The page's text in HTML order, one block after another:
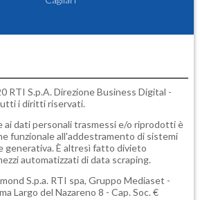
RTI S.p.A. Direzione Business Digital -
i diritti riservati.
dati personali trasmessi e/o riprodotti è
funzionale all'addestramento di sistemi
generativa. È altresì fatto divieto
automatizzati di data scraping.
S.p.a. RTI spa, Gruppo Mediaset -
Largo del Nazareno 8 - Cap. Soc. €